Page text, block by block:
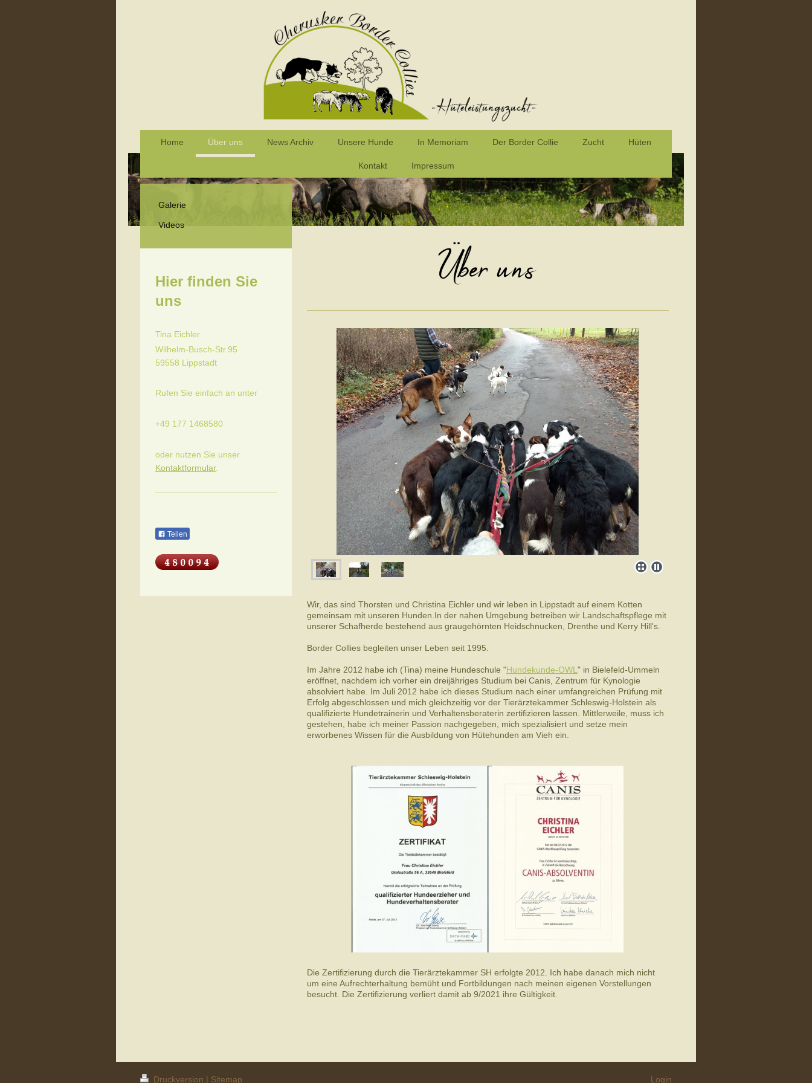
Home Über uns News Archiv Unsere Hunde In Memoriam Der Border Collie Zucht Hüten
Kontakt Impressum
Wir, das sind Thorsten und Christina Eichler und wir leben in Lippstadt auf einem Kotten
gemeinsam mit unseren Hunden.In der nahen Umgebung betreiben wir Landschaftspflege mit
unserer Schafherde bestehend aus graugehörnten Heidschnucken, Drenthe und Kerry Hill's.
Border Collies begleiten unser Leben seit 1995.
Im Jahre 2012 habe ich (Tina) meine Hundeschule "Hundekunde-OWL" in Bielefeld-Ummeln
eröffnet, nachdem ich vorher ein dreijähriges Studium bei Canis, Zentrum für Kynologie
absolviert habe. Im Juli 2012 habe ich dieses Studium nach einer umfangreichen Prüfung mit
Erfolg abgeschlossen und mich gleichzeitig vor der Tierärztekammer Schleswig-Holstein als
qualifizierte Hundetrainerin und Verhaltensberaterin zertifizieren lassen. Mittlerweile, muss ich
gestehen, habe ich meiner Passion nachgegeben, mich spezialisiert und setze mein
erworbenes Wissen für die Ausbildung von Hütehunden am Vieh ein.
Die Zertifizierung durch die Tierärztekammer SH erfolgte 2012. Ich habe danach mich nicht
um eine Aufrechterhaltung bemüht und Fortbildungen nach meinen eigenen Vorstellungen
besucht. Die Zertifizierung verliert damit ab 9/2021 ihre Gültigkeit.
Galerie
Videos
Hier finden Sie
uns
Tina Eichler
Wilhelm-Busch-Str.95
59558 Lippstadt
Rufen Sie einfach an unter
+49 177 1468580
oder nutzen Sie unser
Kontaktformular.
Teilen
Druckversion | Sitemap Login